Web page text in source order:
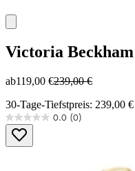
Victoria Beckham
ab119,00 €239,00 €
30-Tage-Tiefstpreis: 239,00 €
0.0 (0)
0.0
von
5